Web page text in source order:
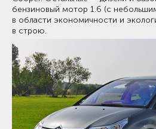
бензиновый мотор 1.6 (с
в области экономичности и
в строю.